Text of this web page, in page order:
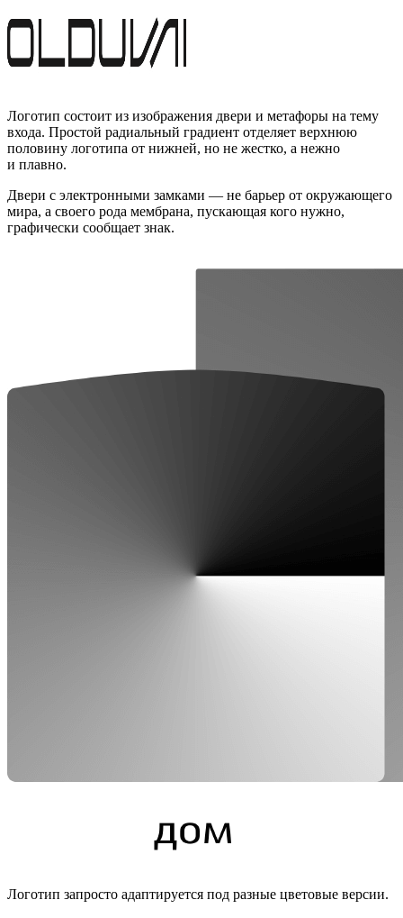
Логотип состоит из изображения двери и метафоры на тему
входа. Простой радиальный градиент отделяет верхнюю
половину логотипа от нижней, но не жестко, а нежно
и плавно.
Двери с электронными замками — не барьер от окружающего
мира, а своего рода мембрана, пускающая кого нужно,
графически сообщает знак.
Логотип запросто адаптируется под разные цветовые версии.